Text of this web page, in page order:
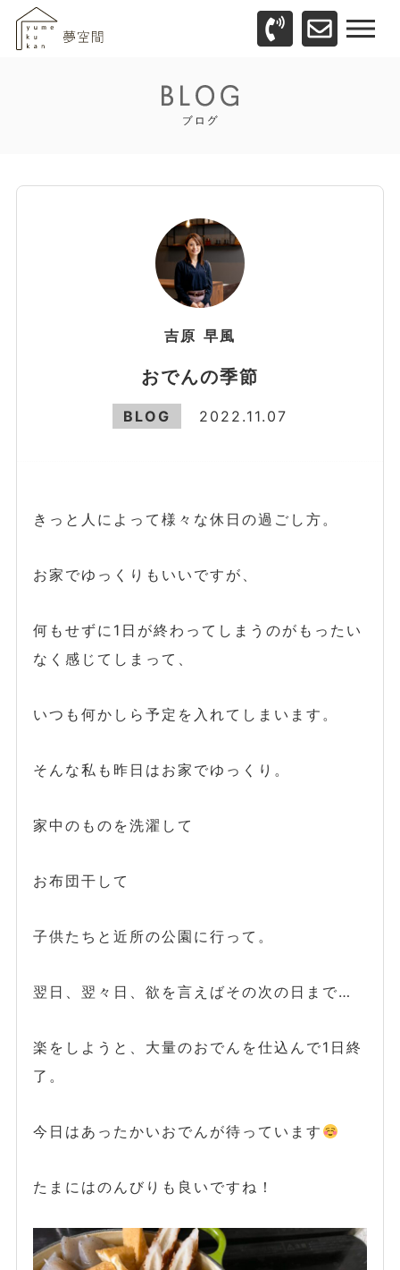
吉原 早風
おでんの季節
BLOG 2022.11.07
きっと人によって様々な休日の過ごし方。
お家でゆっくりもいいですが、
何もせずに1日が終わってしまうのがもったい
なく感じてしまって、
いつも何かしら予定を入れてしまいます。
そんな私も昨日はお家でゆっくり。
家中のものを洗濯して
お布団干して
子供たちと近所の公園に行って。
翌日、翌々日、欲を言えばその次の日まで…
楽をしようと、大量のおでんを仕込んで1日終
了。
今日はあったかいおでんが待っています
たまにはのんびりも良いですね！